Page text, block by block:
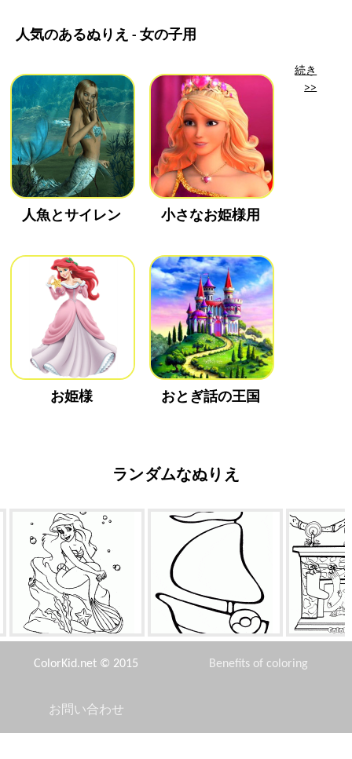
人気のあるぬりえ - 女の子用
人魚とサイレン 小さなお姫様用
お姫様 おとぎ話の王国
続き
>>
ランダムなぬりえ
アリエル キール
暖炉の上の
ColorKid.net © 2015 Benefits of coloring
お問い合わせ